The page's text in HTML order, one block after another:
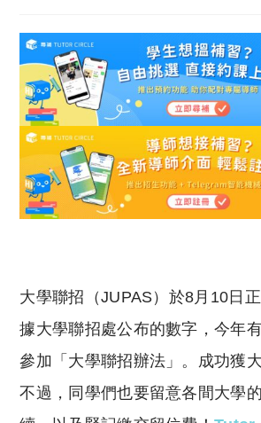
大學聯招（JUPAS）於8月10日
據大學聯招處公布的數字，今年
參加「大學聯招辦法」。成功獲
不過，同學們也要留意各間大學